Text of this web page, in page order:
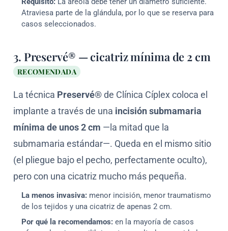
Atraviesa parte de la glándula, por lo que se reserva para
casos seleccionados.
3. Preservé® — cicatriz mínima de 2 cm
RECOMENDADA
La técnica Preservé®de Clínica Cíplex coloca el
implante a través de una incisión submamaria
mínima de unos 2 cm —la mitad que la
submamaria estándar—. Queda en el mismo sitio
(el pliegue bajo el pecho, perfectamente oculto),
pero con una cicatriz mucho más pequeña.
La menos invasiva: menor incisión, menor traumatismo
de los tejidos y una cicatriz de apenas 2 cm.
Por qué la recomendamos: en la mayoría de casos